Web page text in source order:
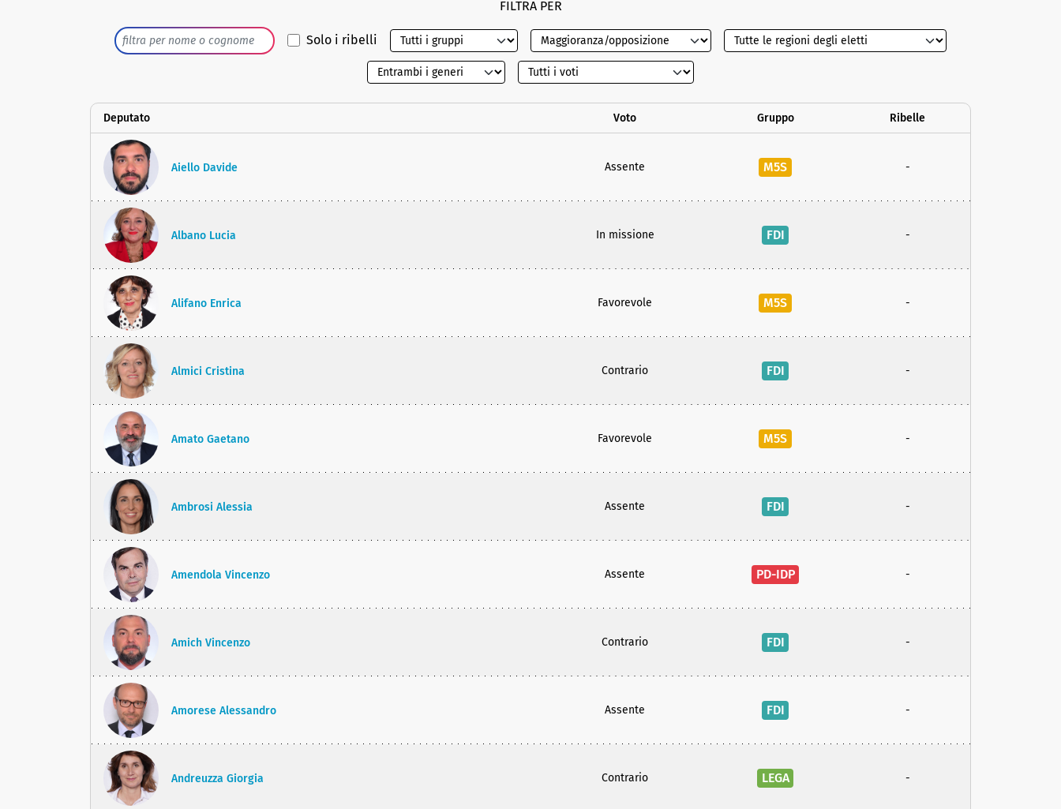
FILTRA PER
Solo i ribelli
Deputato Voto Gruppo Ribelle
Aiello Davide Assente M5S -
Albano Lucia In missione FDI -
Alifano Enrica Favorevole M5S -
Almici Cristina Contrario FDI -
Amato Gaetano Favorevole M5S -
Ambrosi Alessia Assente FDI -
Amendola Vincenzo Assente PD-IDP -
Amich Vincenzo Contrario FDI -
Amorese Alessandro Assente FDI -
Andreuzza Giorgia Contrario LEGA -